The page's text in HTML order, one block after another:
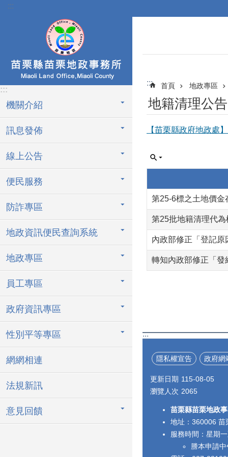
跳到主要內容區塊
:::
:::
機關介紹
訊息發佈
線上公告
便民服務
防詐專區
地政資訊便民查詢系統
地政專區
員工專區
政府資訊專區
性別平等專區
網網相連
法規新訊
意見回饋
::: 首頁 地政專區
地籍清理公
【苗栗縣政府地政處
第25-6標之土地價
第25批地籍清理代
內政部修正「登記
轉知內政部修正「發
:::
隱私權宣告 政府網
更新日期 115-08-05
瀏覽人次 2065
苗栗縣苗栗地政
地址：360006 苗
服務時間：星期
謄本申請